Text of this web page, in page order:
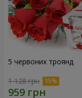
5 червоних троянд
1 128 грн